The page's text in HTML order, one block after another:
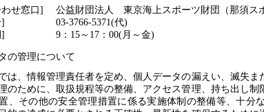
せ窓口
公益財団法人 東京海上スポーツ財団（那須ス
03-3766-5371(代)
9：15～17：00(月～金)
の管理について
は、情報管理責任者を定め、個人データの漏えい、滅失ま
のために、取扱規程等の整備、アクセス管理、持ち出し
、その他の安全管理措置に係る実施体制の整備等、十分